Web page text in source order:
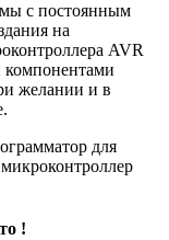
с постоянным
на
AVR
желании и в
для
!